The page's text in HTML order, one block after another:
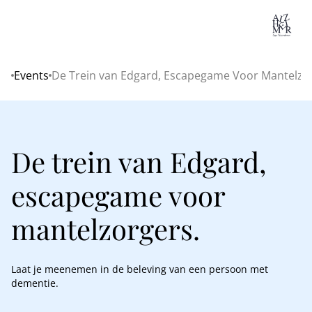
Home
Events De Trein van Edgard, Escapegame Voor
De trein van Edgard,
escapegame voor
mantelzorgers.
Laat je meenemen in de beleving van een persoon met
dementie.